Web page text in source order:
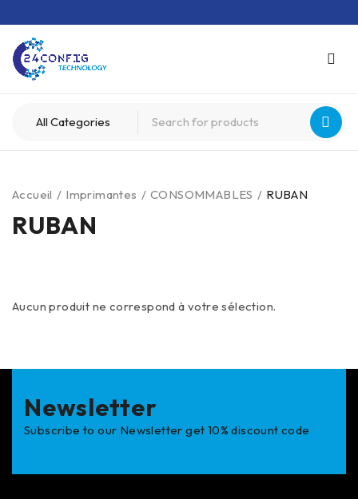
RUBAN
Accueil / Imprimantes / CONSOMMABLES / RUBAN
Aucun produit ne correspond à votre sélection.
Newsletter
Subscribe to our Newsletter get 10% discount code